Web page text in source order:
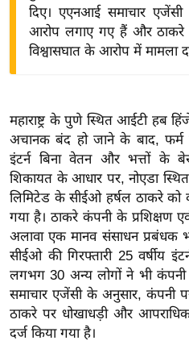
शे
ष
ज्ञ
रा
य
ब
ज
ट
खे
ल
क्रि
दिए। एएनआई समाचार
आरोप लगाए गए हैं और ठाकरे
विश्वासघात के आरोप में मामला
महाराष्ट्र के पुणे स्थित आईटी हब
अचानक बंद हो जाने के बाद,
इंटर्न बिना वेतन और भत्तों के
शिकायत के आधार पर, नोएडा
लिमिटेड के सीईओ हर्षल ठाकरे को
गया है। ठाकरे कंपनी के प्रशिक्षण
अलावा एक मानव संसाधन प्रबंधक
सीईओ की गिरफ्तारी 25 वर्षीय
लगभग 30 अन्य लोगों ने भी
समाचार एजेंसी के अनुसार, कंपनी
ठाकरे पर धोखाधड़ी और
दर्ज किया गया है।